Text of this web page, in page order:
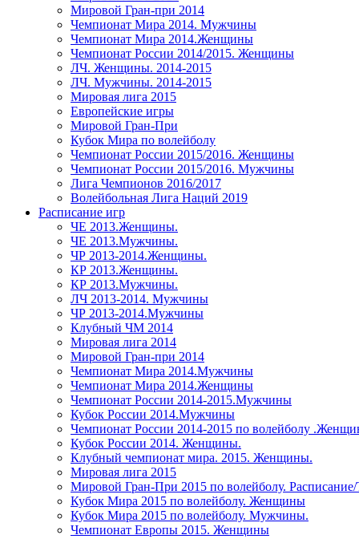
Мировой Гран-при 2014
Чемпионат Мира 2014. Мужчины
Чемпионат Мира 2014.Женщины
Чемпионат России 2014/2015. Женщины
ЛЧ. Женщины. 2014-2015
ЛЧ. Мужчины. 2014-2015
Мировая лига 2015
Европейские игры
Мировой Гран-При
Кубок Мира по волейболу
Чемпионат России 2015/2016. Женщины
Чемпионат России 2015/2016. Мужчины
Лига Чемпионов 2016/2017
Волейбольная Лига Наций 2019
Расписание игр
ЧЕ 2013.Женщины.
ЧЕ 2013.Мужчины.
ЧР 2013-2014.Женщины.
КР 2013.Женщины.
КР 2013.Мужчины.
ЛЧ 2013-2014. Мужчины
ЧР 2013-2014.Мужчины
Клубный ЧМ 2014
Мировая лига 2014
Мировой Гран-при 2014
Чемпионат Мира 2014.Мужчины
Чемпионат Мира 2014.Женщины
Чемпионат России 2014-2015.Мужчины
Кубок России 2014.Мужчины
Чемпионат России 2014-2015 по волейболу
Кубок России 2014. Женщины.
Клубный чемпионат мира. 2015. Женщины.
Мировая лига 2015
Мировой Гран-При 2015 по волейболу.
Кубок Мира 2015 по волейболу. Женщины
Кубок Мира 2015 по волейболу. Мужчины.
Чемпионат Европы 2015. Женщины